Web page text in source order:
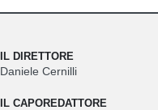
IL DIRETTORE
Daniele Cernilli
IL CAPOREDATTORE